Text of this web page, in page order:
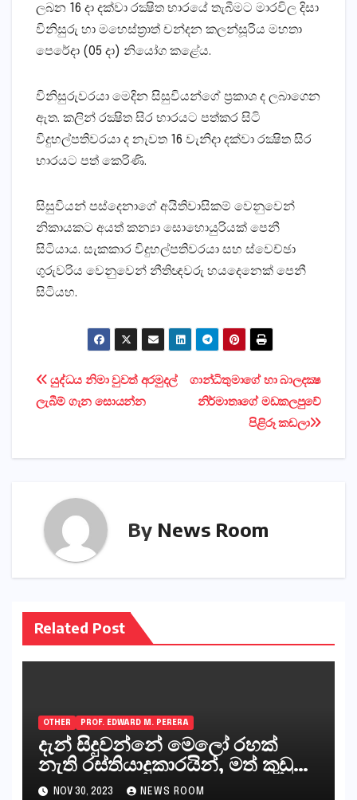
ලබන 16 දා දක්‌වා රක්‍ෂිත භාරයේ තැබීමට මාරවිල දිසා
විනිසුරු හා මහෙස්‌ත්‍රාත් චන්දන කලන්සූරිය මහතා
පෙරේදා (05 දා) නියෝග කළේය.
විනිසුරුවරයා මෙදින සිසුවියන්ගේ ප්‍රකාශ ද ලබාගෙන
ඇත. කලින් රක්‍ෂිත සිර භාරයට පත්කර සිටි
විදුහල්පතිවරයා ද නැවත 16 වැනිදා දක්‌වා රක්‍ෂිත සිර
භාරයට පත් කෙරිණි.
සිසුවියන් පස්‌දෙනාගේ අයිතිවාසිකම් වෙනුවෙන්
නිකායකට අයත් කන්‍යා සොහොයුරියක්‌ පෙනී
සිටියාය. සැකකාර විදුහල්පතිවරයා සහ ස්‌වෙච්ඡා
ගුරුවරිය වෙනුවෙන් නීතිඥවරු හයදෙනෙක්‌ පෙනී
සිටියහ.
Post
navigation
ගාන්ධිතුමාගේ හා බාලදක්‍ෂ
නිර්මාතෘගේ මඩකලපුවේ
පිළිරූ කඩලා
යුද්ධය නිමා වුවත් අරමුදල්
ලැබීම් ගැන සොයන්න
By News Room
Related Post
OTHER PROF. EDWARD M. PERERA
දැන් සිදුවන්නේ මෙලෝ රහක්
නැති රස්තියාදුකාරයින්, මත් කුඩු
ගෙන්වන්නන් සහ අලෙවි
NOV 30, 2023 NEWS ROOM